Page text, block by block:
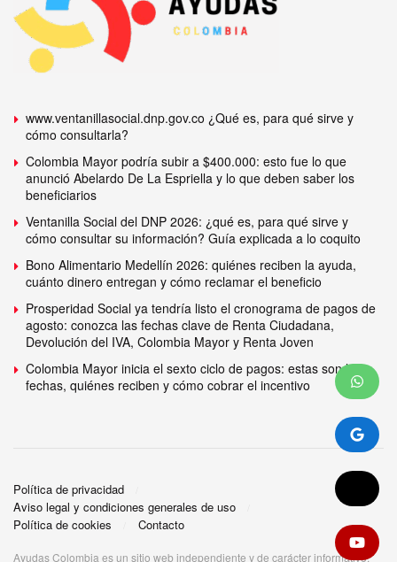
www.ventanillasocial.dnp.gov.co ¿Qué es, para qué sirve y
cómo consultarla?
Colombia Mayor podría subir a $400.000: esto fue lo que
anunció Abelardo De La Espriella y lo que deben saber los
beneficiarios
Ventanilla Social del DNP 2026: ¿qué es, para qué sirve y
cómo consultar su información? Guía explicada a lo coquito
Bono Alimentario Medellín 2026: quiénes reciben la ayuda,
cuánto dinero entregan y cómo reclamar el beneficio
Prosperidad Social ya tendría listo el cronograma de pagos de
agosto: conozca las fechas clave de Renta Ciudadana,
Devolución del IVA, Colombia Mayor y Renta Joven
Colombia Mayor inicia el sexto ciclo de pagos: estas son las
fechas, quiénes reciben y cómo cobrar el incentivo
Política de privacidad
Aviso legal y condiciones generales de uso
Política de cookies
Contacto
Ayudas Colombia es un sitio web independiente y de carácter informativo.